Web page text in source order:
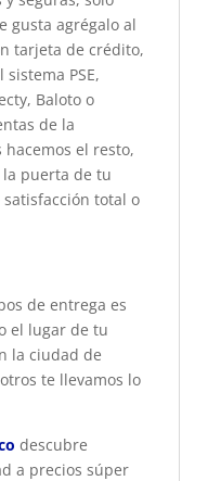
gusta agrégalo al
tarjeta de crédito,
PSE,
Baloto o
de la
el resto,
puerta de tu
total o
de entrega es
el lugar de tu
la ciudad de
te llevamos lo
descubre
a precios súper